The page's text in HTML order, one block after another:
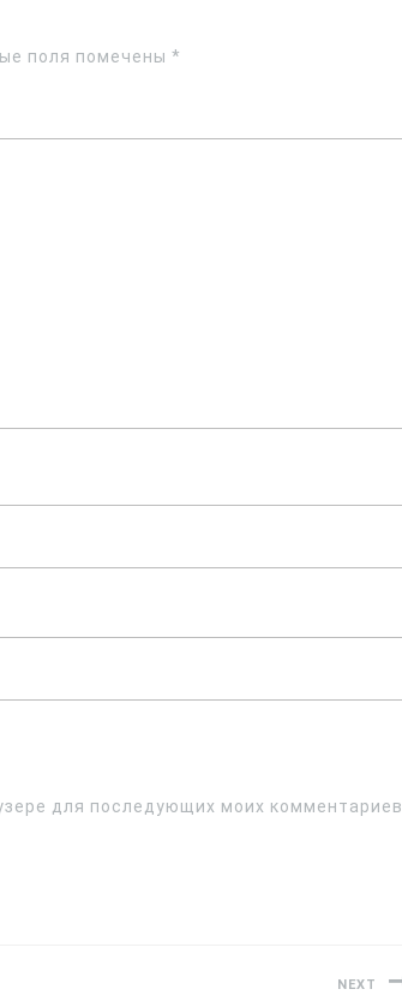
поля помечены *
для последующих моих комментариев.
NEXT